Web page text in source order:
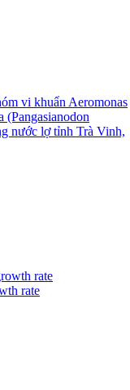
vi khuẩn Aeromonas
(Pangasianodon
nước lợ tỉnh Trà Vinh,
rate